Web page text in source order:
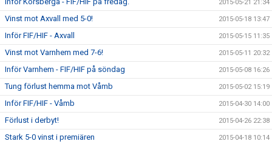
2015-05-21 21:34
Vinst mot Axvall med 5-0! 2015-05-18 13:47
Inför FIF/HIF - Axvall 2015-05-15 11:35
Vinst mot Varnhem med 7-6! 2015-05-11 20:32
Inför Varnhem - FIF/HIF på söndag 2015-05-08 16:26
Tung förlust hemma mot Våmb 2015-05-02 15:19
Inför FIF/HIF - Våmb 2015-04-30 14:00
Förlust i derbyt! 2015-04-26 22:38
Stark 5-0 vinst i premiären 2015-04-18 10:14